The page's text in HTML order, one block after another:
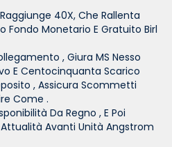
40X, Che Rallenta
Fondo Monetario E Gratuito Birl
, Giura MS Nesso
E Centocinquanta Scarico
, Assicura Scommetti
Come .
Da Regno , E Poi
Avanti Unità Angstrom